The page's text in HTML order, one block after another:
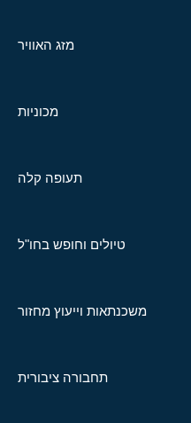
מזג האוויר
מכוניות
תעופה קלה
טיולים וחופש בחו"ל
משכנתאות וייעוץ מחזור
תחבורה ציבורית